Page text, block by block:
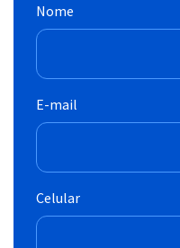
Nome
E-mail
Celular